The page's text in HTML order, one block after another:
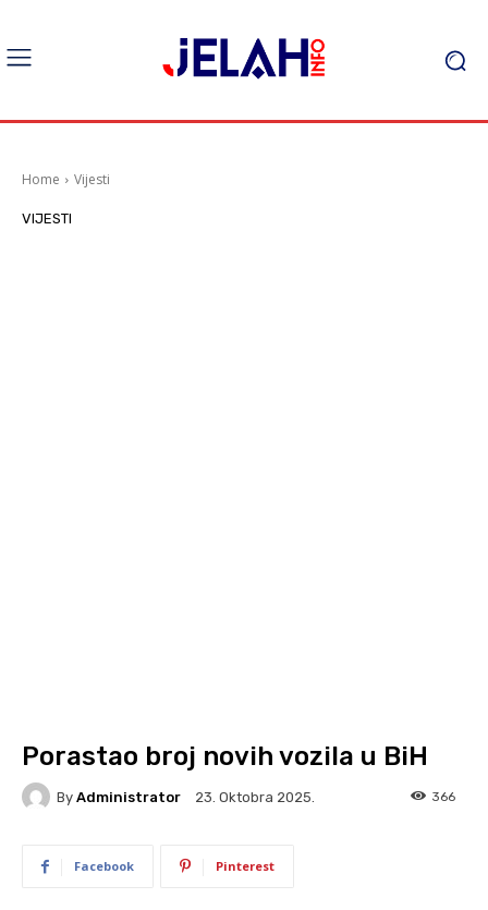
Home Vijesti
VIJESTI
Porastao broj novih vozila u BiH
By Administrator 23. Oktobra 2025. 366
Facebook Pinterest